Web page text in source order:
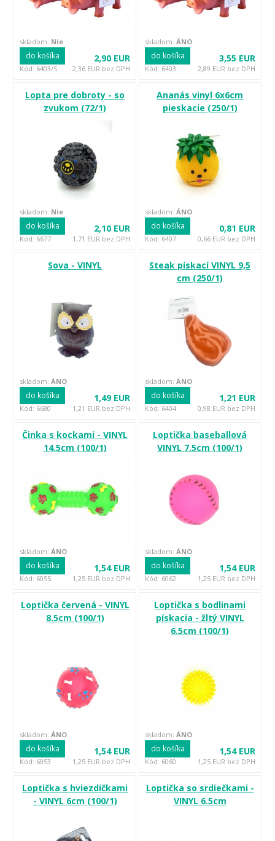
Kód: 6403/S
skladom: Nie
2,90 EUR
2,36 EUR bez DPH
do košíka
Kód: 6403
skladom: ÁNO
3,55 EUR
2,89 EUR bez DPH
do košíka
Lopta pre dobroty - so
zvukom (72/1)
Kód: 6677
skladom: Nie
2,10 EUR
1,71 EUR bez DPH
do košíka
Ananás vinyl 6x6cm
pieskacie (250/1)
Kód: 6407
skladom: ÁNO
0,81 EUR
0,66 EUR bez DPH
do košíka
Sova - VINYL
Kód: 6680
skladom: ÁNO
1,49 EUR
1,21 EUR bez DPH
do košíka
Steak pískací VINYL 9,5
cm (250/1)
Kód: 6404
skladom: ÁNO
1,21 EUR
0,98 EUR bez DPH
do košíka
Činka s kockami - VINYL
14.5cm (100/1)
Kód: 6055
skladom: ÁNO
1,54 EUR
1,25 EUR bez DPH
do košíka
Loptička baseballová
VINYL 7.5cm (100/1)
Kód: 6062
skladom: ÁNO
1,54 EUR
1,25 EUR bez DPH
do košíka
Loptička červená - VINYL
8.5cm (100/1)
Kód: 6053
skladom: ÁNO
1,54 EUR
1,25 EUR bez DPH
do košíka
Loptička s bodlinami
pískacia - žltý VINYL
6.5cm (100/1)
Kód: 6060
skladom: ÁNO
1,54 EUR
1,25 EUR bez DPH
do košíka
Loptička s hviezdičkami
- VINYL 6cm (100/1)
Loptička so srdiečkami -
VINYL 6.5cm